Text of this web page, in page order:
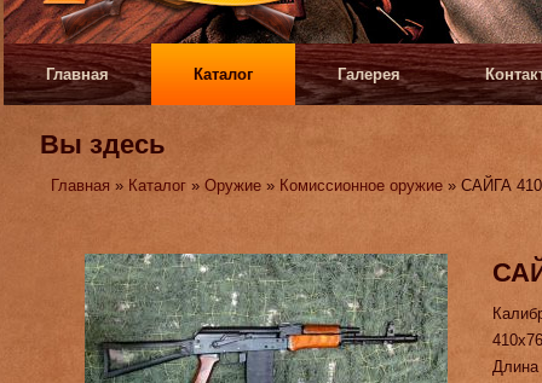
Главная Каталог Галерея
Вы здесь
Главная » Каталог »Оружие » Комиссионное оружие » САЙГА
410х76